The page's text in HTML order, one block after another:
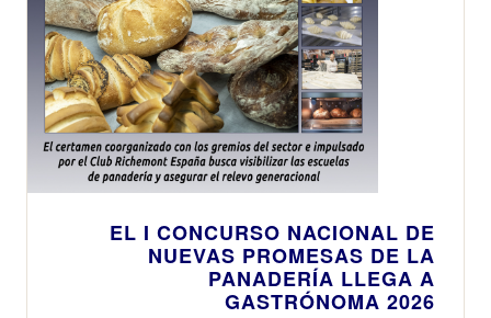
EL I CONCURSO NACIONAL DE
NUEVAS PROMESAS DE LA
PANADERÍA LLEGA A
GASTRÓNOMA 2026